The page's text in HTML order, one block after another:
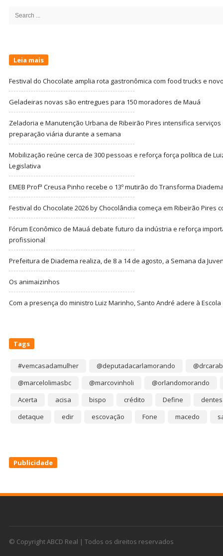
Search
Leia mais
Festival do Chocolate amplia rota gastronômica com food trucks e
Geladeiras novas são entregues para 150 moradores de Mauá
Zeladoria e Manutenção Urbana de Ribeirão Pires intensifica
preparação viária durante a semana
Mobilização reúne cerca de 300 pessoas e reforça força política de
Legislativa
EMEB Profª Creusa Pinho recebe o 13º mutirão do Transforma
Festival do Chocolate 2026 by Chocolândia começa em Ribeirão Pires
Fórum Econômico de Mauá debate futuro da indústria e reforça
profissional
Prefeitura de Diadema realiza, de 8 a 14 de agosto, a Semana da
Os animaizinhos
Com a presença do ministro Luiz Marinho, Santo André adere à
Tags
#vemcasadamulher @deputadacarlamorando
@marcelolimasbc
@marcovinholi
@orlandomorando
Acerta
acisa bispo crédito Define
dentes
detaque
edir escovação Fone macedo
Publicidade
© Copyright ABCD Real | Todos os direitos reservados